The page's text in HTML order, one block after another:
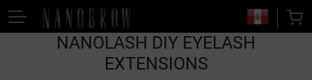
NANOLASH DIY EYELASH
EXTENSIONS